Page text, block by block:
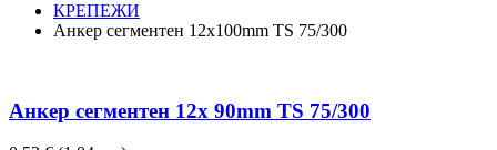
КРЕПЕЖИ
Анкер сегментен 12x100mm TS 75/300
Анкер сегментен 12x 90mm TS 75/300